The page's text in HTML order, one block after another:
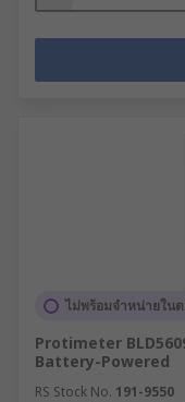
ไม่พร้อมจำหน่ายใน
Protimeter
Battery-Powered
RS Stock No. 191-9550